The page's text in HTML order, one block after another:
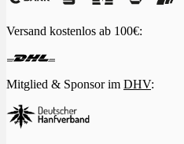
Versand kostenlos ab 100€:
Mitglied & Sponsor im DHV: